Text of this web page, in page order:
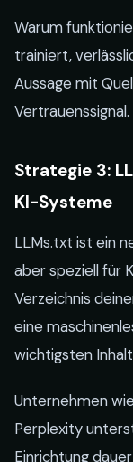
Warum
trainiert,
Aussage mit
Vertrauenssignal.
Strategie 3:
KI-Systeme
LLMs.txt ist ein
aber speziell für
Verzeichnis
eine
wichtigsten
Unternehmen
Perplexity
Einrichtung